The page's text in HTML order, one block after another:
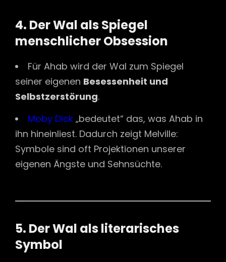
4. Der Wal als Spiegel
menschlicher Obsession
Für Ahab wird der Wal zum Spiegel
seiner eigenen Besessenheit und
Selbstzerstörung.
Moby Dick „bedeutet“ das, was Ahab in
ihn hineinliest. Dadurch zeigt Melville:
Symbole sind oft Projektionen unserer
eigenen Ängste und Sehnsüchte.
5. Der Wal als literarisches
Symbol